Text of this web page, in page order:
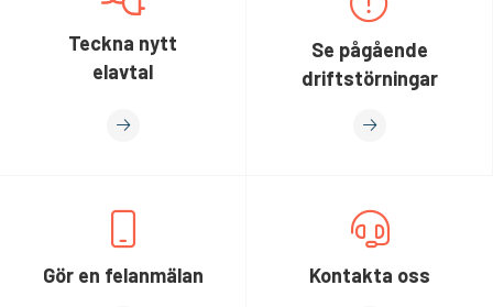
Teckna nytt
elavtal
Se pågående
driftstörningar
Gör en felanmälan Kontakta oss